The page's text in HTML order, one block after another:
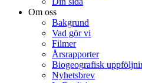
Om oss
Bakgrund
Vad gör vi
Filmer
Årsrapporter
Biogeografisk
Nyhetsbrev